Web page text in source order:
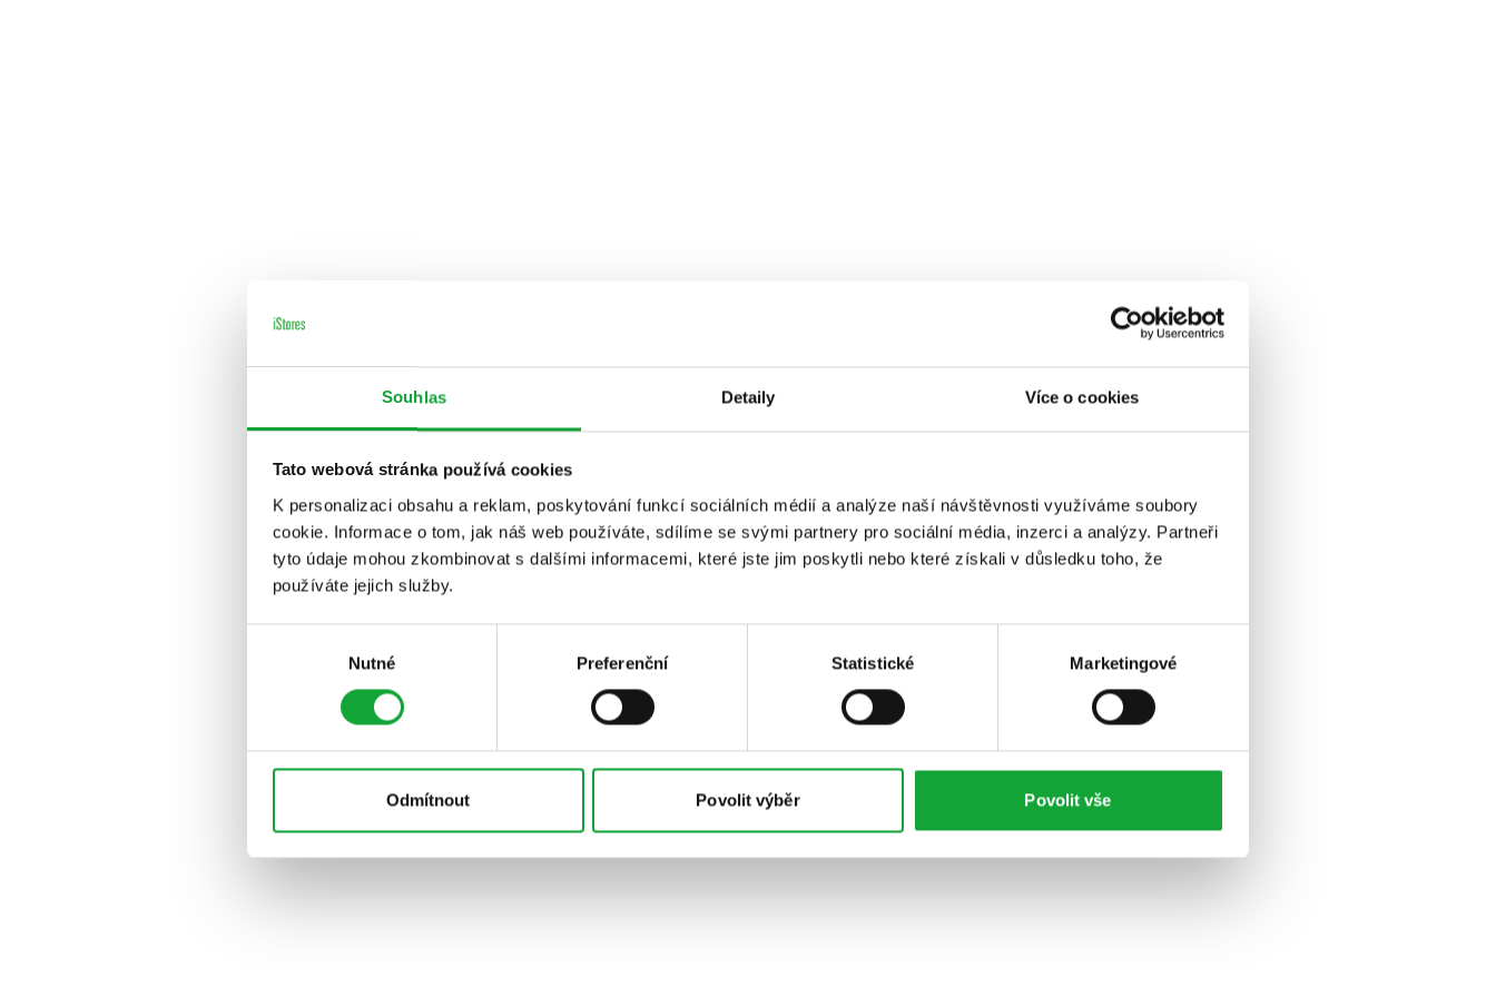
Souhlas Detaily Více o cookies
Tato webová stránka používá cookies
K personalizaci obsahu a reklam, poskytování funkcí sociálních médií a analýze naší návštěvnosti využíváme soubory
cookie. Informace o tom, jak náš web používáte, sdílíme se svými partnery pro sociální média, inzerci a analýzy. Partneři
tyto údaje mohou zkombinovat s dalšími informacemi, které jste jim poskytli nebo které získali v důsledku toho, že
používáte jejich služby.
Nutné Preferenční Statistické Marketingové
Odmítnout Povolit výběr Povolit vše